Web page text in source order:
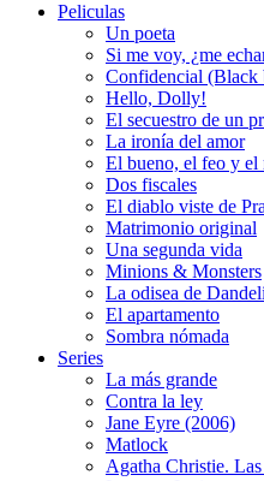
Peliculas
Un poeta
Si me voy, ¿me
Confidencial (Black
Hello, Dolly!
El secuestro de un
La ironía del amor
El bueno, el feo y el
Dos fiscales
El diablo viste de
Matrimonio original
Una segunda vida
Minions & Monsters
La odisea de
El apartamento
Sombra nómada
Series
La más grande
Contra la ley
Jane Eyre (2006)
Matlock
Agatha Christie. Las